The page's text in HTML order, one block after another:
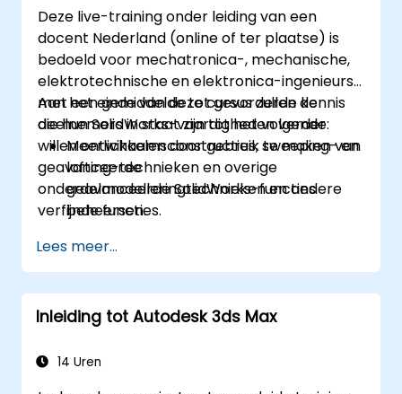
Deze live-training onder leiding van een
docent Nederland (online of ter plaatse) is
bedoeld voor mechatronica-, mechanische,
elektrotechnische en elektronica-ingenieurs
met een gemiddelde tot gevorderde kennis
die hun SolidWorks-vaardigheden verder
willen ontwikkelen door gebruik te maken van
geavanceerde
onderdelmodelleringtechnieken en andere
verfijnde functies.
Aan het einde van deze cursus zullen de
deelnemers in staat zijn tot het volgende:
Meerlichaamsconstructies, sweeping- en
lofting-technieken en overige
geavanceerde SolidWorks-functies
beheersen.
SolidWorks effectief inzetten.
De geavanceerde modelleringsfuncties
van het programma volledig beheersen.
Lees meer...
Inleiding tot Autodesk 3ds Max
14 Uren